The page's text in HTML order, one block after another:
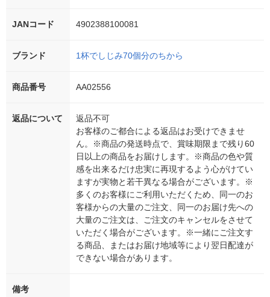
JANコード 4902388100081
ブランド 1杯でしじみ70個分のちから
商品番号 AA02556
返品について
返品不可
お客様のご都合による返品はお受けできませ
ん。※商品の発送時点で、賞味期限まで残り60
日以上の商品をお届けします。※商品の色や質
感を出来るだけ忠実に再現するよう心がけてい
ますが実物と若干異なる場合がございます。※
多くのお客様にご利用いただくため、同一のお
客様からの大量のご注文、同一のお届け先への
大量のご注文は、ご注文のキャンセルをさせて
いただく場合がございます。※一緒にご注文す
る商品、またはお届け地域等により翌日配達が
できない場合があります。
備考